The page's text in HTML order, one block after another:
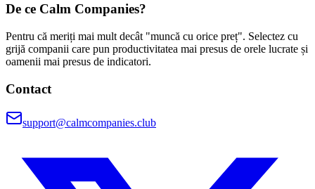
De ce Calm Companies?
Pentru că meriți mai mult decât "muncă cu orice preț". Selectez cu
grijă companii care pun productivitatea mai presus de orele lucrate și
oamenii mai presus de indicatori.
Contact
support@calmcompanies.club